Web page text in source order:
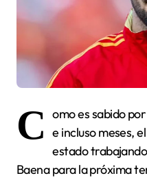
C omo es sabido
e incluso meses,
estado
Baena para la próxima